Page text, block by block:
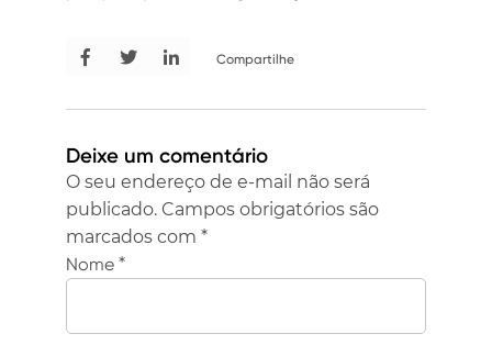
Compartilhe
Deixe um comentário
O seu endereço de e-mail não será
publicado. Campos obrigatórios são
marcados com *
Nome *